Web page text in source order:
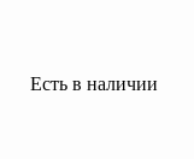
Есть в наличии